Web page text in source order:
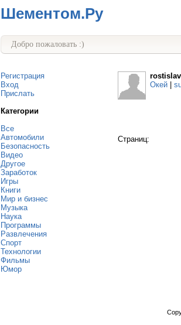
Шементом.Ру
Добро пожаловать :)
Регистрация
Вход
Прислать
Категории
Все
Автомобили
Безопасность
Видео
Другое
Заработок
Игры
Книги
Мир и бизнес
Музыка
Наука
Программы
Развлечения
Спорт
Технологии
Фильмы
Юмор
Окей
Страниц: